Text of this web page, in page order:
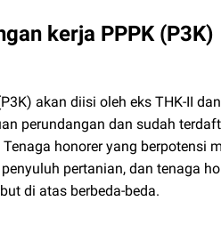
kerja PPPK (P3K)
akan diisi oleh eks THK-II
perundangan dan sudah
honorer yang berpotensi
pertanian, dan tenaga
di atas berbeda-beda.